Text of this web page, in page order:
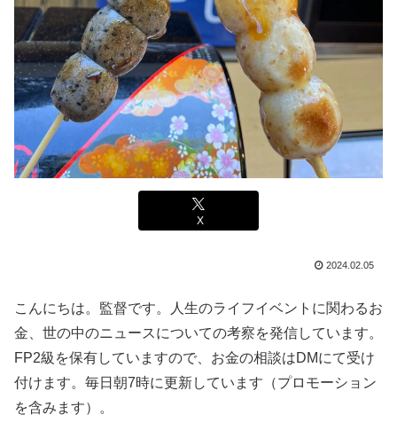
X
2024.02.05
こんにちは。監督です。人生のライフイベントに関わるお
金、世の中のニュースについての考察を発信しています。
FP2級を保有していますので、お金の相談はDMにて受け
付けます。毎日朝7時に更新しています（プロモーション
を含みます）。